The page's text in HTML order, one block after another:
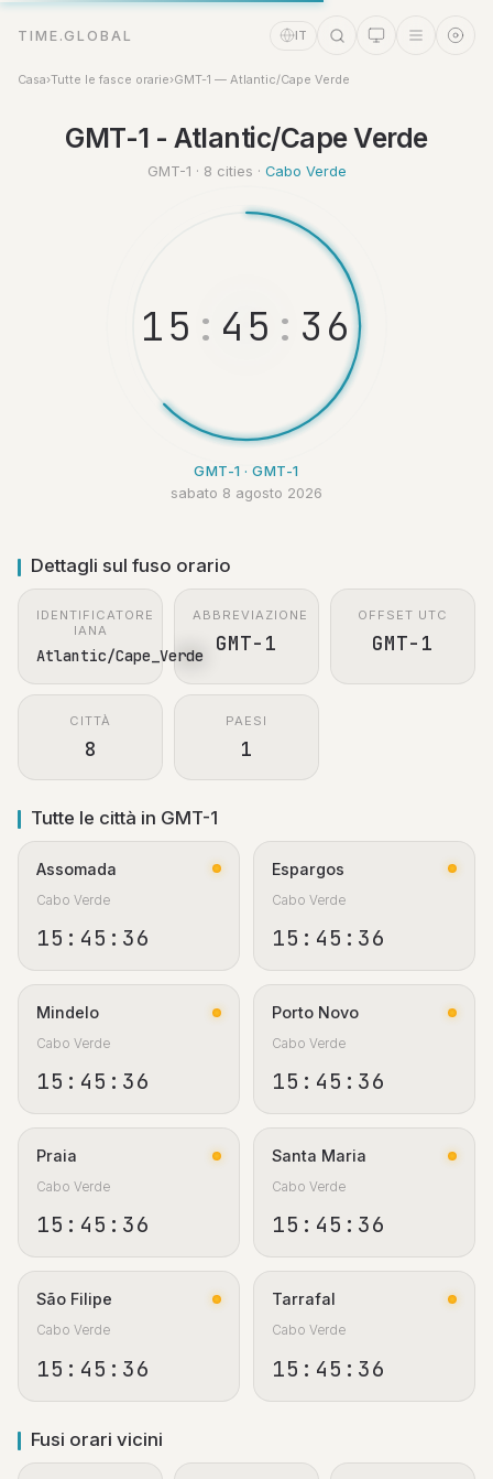
TIME.GLOBAL IT
Casa›Tutte le fasce orarie›GMT-1 — Atlantic/Cape Verde
GMT-1 - Atlantic/Cape Verde
GMT-1 · 8 cities · Cabo Verde
15 : 45 : 3 7
GMT-1 · GMT-1
sabato 8 agosto 2026
Dettagli sul fuso orario
IDENTIFICATORE
IANA
Atlantic/Cape_Verde
ABBREVIAZIONE
GMT-1
OFFSET UTC
GMT-1
CITTÀ
8
PAESI
1
Tutte le città in GMT-1
Assomada
Cabo Verde
15:45:37
Espargos
Cabo Verde
15:45:37
Mindelo
Cabo Verde
15:45:37
Porto Novo
Cabo Verde
15:45:37
Praia
Cabo Verde
15:45:37
Santa Maria
Cabo Verde
15:45:37
São Filipe
Cabo Verde
15:45:37
Tarrafal
Cabo Verde
15:45:37
Fusi orari vicini
Assistente a tempo
Online